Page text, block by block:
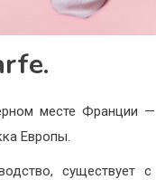
месте Франции —
Европы.
существует